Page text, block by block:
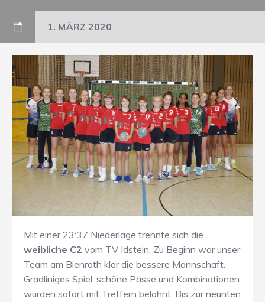
1. MÄRZ 2020
Mit einer 23:37 Niederlage trennte sich die
weibliche C2 vom TV Idstein. Zu Beginn war unser
Team am Bienroth klar die bessere Mannschaft.
Gradliniges Spiel, schöne Pässe und Kombinationen
wurden sofort mit Treffern belohnt. Bis zur neunten